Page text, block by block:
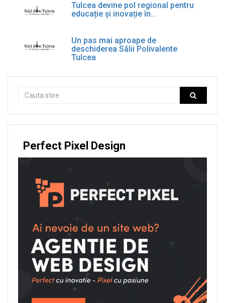
Tulcea devine pol regional pentru
educație și inovație în...
Un pas mai aproape de
deschiderea Sălii Polivalente
Tulcea
Perfect Pixel Design